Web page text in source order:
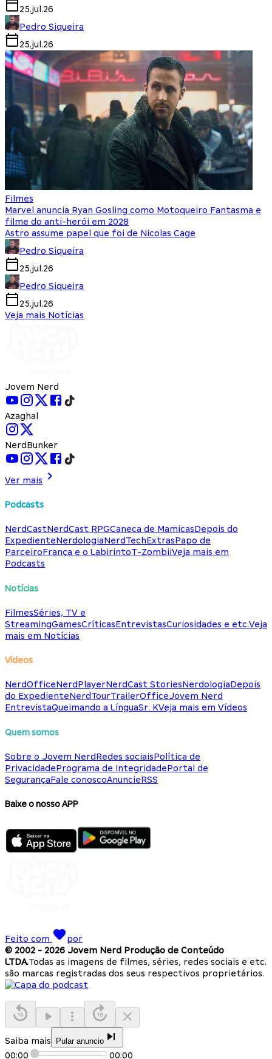
25.jul.26
Pedro Siqueira
25.jul.26
Filmes
Marvel anuncia Ryan Gosling como Motoqueiro Fantasma e
filme do anti-herói em 2028
Astro assume papel que foi de Nicolas Cage
Pedro Siqueira
25.jul.26
Pedro Siqueira
25.jul.26
Veja mais Notícias
Jovem Nerd
Azaghal
NerdBunker
Ver mais
Podcasts
NerdCastNerdCast RPGCaneca de MamicasDepois do
ExpedienteNerdologiaNerdTechExtrasPapo de
ParceiroFrança e o LabirintoT-ZombiiVeja mais em
Podcasts
Notícias
FilmesSéries, TV e
StreamingGamesCríticasEntrevistasCuriosidades e etc.Veja
mais em Notícias
Vídeos
NerdOfficeNerdPlayerNerdCast StoriesNerdologiaDepois
do ExpedienteNerdTourTrailerOfficeJovem Nerd
EntrevistaQueimando a LínguaSr. KVeja mais em Vídeos
Quem somos
Sobre o Jovem NerdRedes sociaisPolítica de
PrivacidadePrograma de IntegridadePortal de
SegurançaFale conoscoAnuncieRSS
Baixe o nosso APP
Feito com
por
© 2002 - 2026 Jovem Nerd Produção de Conteúdo
LTDA.Todas as imagens de filmes, séries, redes sociais e etc.
são marcas registradas dos seus respectivos proprietários.
Saiba mais Pular anuncio
00:00 00:00